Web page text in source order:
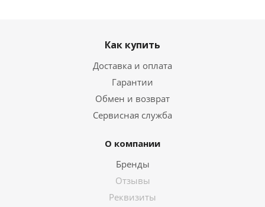
Как купить
Доставка и оплата
Гарантии
Обмен и возврат
Сервисная служба
О компании
Бренды
Отзывы
Реквизиты